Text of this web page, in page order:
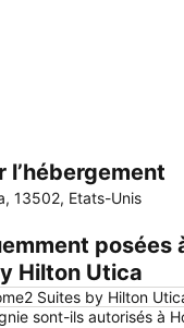
13502, Etats-Unis
posées
Hilton Utica
Suites by Hilton
sont-ils autorisés à